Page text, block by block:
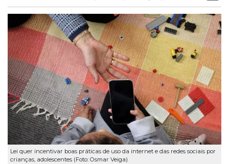
Lei quer incentivar boas práticas de uso da internet e das redes sociais por
crianças, adolescentes (Foto: Osmar Veiga)